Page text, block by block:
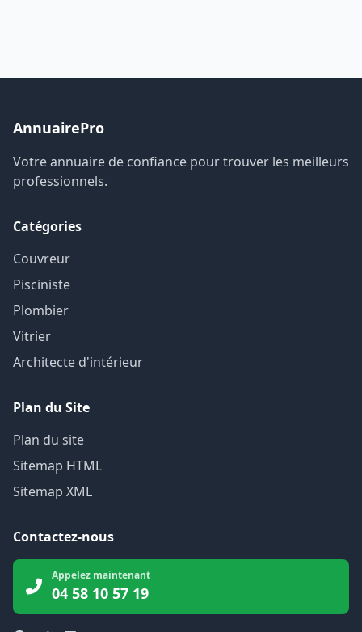
AnnuairePro
Votre annuaire de confiance pour trouver les meilleurs
professionnels.
Catégories
Couvreur
Pisciniste
Plombier
Vitrier
Architecte d'intérieur
Plan du Site
Plan du site
Sitemap HTML
Sitemap XML
Contactez-nous
Appelez maintenant
04 58 10 57 19